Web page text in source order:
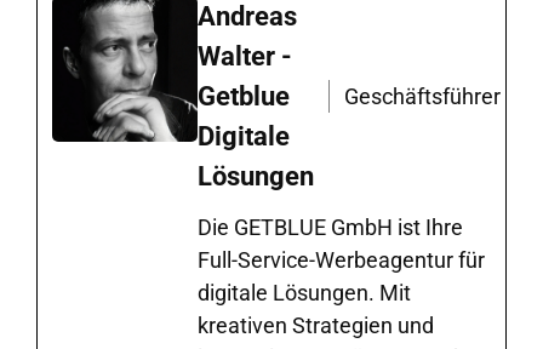
Andreas
Walter -
Getblue
Digitale
Lösungen
Geschäftsführer
Die GETBLUE GmbH ist Ihre
Full-Service-Werbeagentur für
digitale Lösungen. Mit
kreativen Strategien und